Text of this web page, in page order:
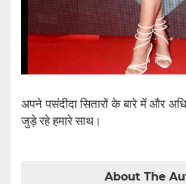
अपने पसंदीदा सितारों के बारे में और
जुड़े रहे हमारे साथ।‌
About The